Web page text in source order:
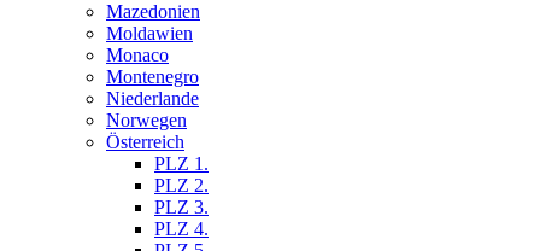
Mazedonien
Moldawien
Monaco
Montenegro
Niederlande
Norwegen
Österreich
PLZ 1.
PLZ 2.
PLZ 3.
PLZ 4.